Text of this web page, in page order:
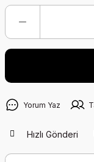
Yorum Yaz
Hızlı Gönderi